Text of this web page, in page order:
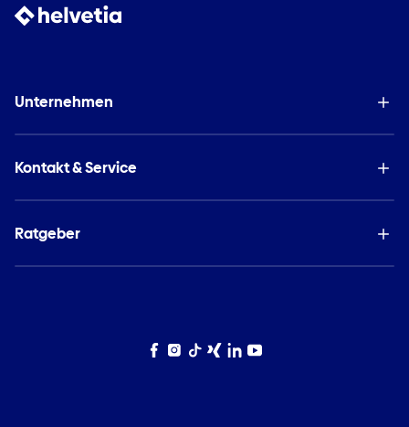
Unternehmen
Kontakt & Service
Ratgeber
Facebook
Instagram
TikTokXingLinkedIn
YouTube